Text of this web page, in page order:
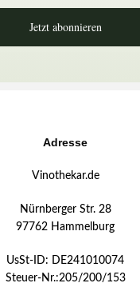
Jetzt abonnieren
Adresse
Vinothekar.de
Nürnberger Str. 28
97762 Hammelburg
UsSt-ID: DE241010074
Steuer-Nr.:205/200/153